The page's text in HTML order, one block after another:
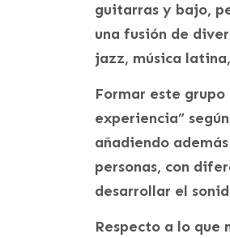
guitarras y bajo,
una fusión de
jazz, música
Formar este
experiencia”
añadiendo
personas, con
desarrollar el
Respecto a lo que